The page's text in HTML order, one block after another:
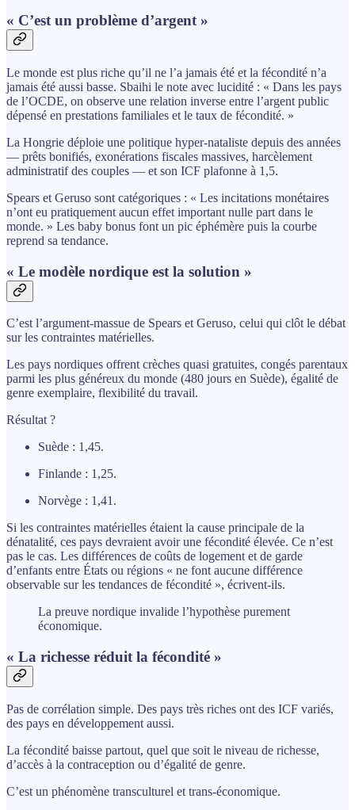
« C’est un problème d’argent »
Le monde est plus riche qu’il ne l’a jamais été et la fécondité n’a
jamais été aussi basse. Sbaihi le note avec lucidité : « Dans les pays
de l’OCDE, on observe une relation inverse entre l’argent public
dépensé en prestations familiales et le taux de fécondité. »
La Hongrie déploie une politique hyper-nataliste depuis des années
— prêts bonifiés, exonérations fiscales massives, harcèlement
administratif des couples — et son ICF plafonne à 1,5.
Spears et Geruso sont catégoriques : « Les incitations monétaires
n’ont eu pratiquement aucun effet important nulle part dans le
monde. » Les baby bonus font un pic éphémère puis la courbe
reprend sa tendance.
« Le modèle nordique est la solution »
C’est l’argument-massue de Spears et Geruso, celui qui clôt le débat
sur les contraintes matérielles.
Les pays nordiques offrent crèches quasi gratuites, congés parentaux
parmi les plus généreux du monde (480 jours en Suède), égalité de
genre exemplaire, flexibilité du travail.
Résultat ?
Suède : 1,45.
Finlande : 1,25.
Norvège : 1,41.
Si les contraintes matérielles étaient la cause principale de la
dénatalité, ces pays devraient avoir une fécondité élevée. Ce n’est
pas le cas. Les différences de coûts de logement et de garde
d’enfants entre États ou régions « ne font aucune différence
observable sur les tendances de fécondité », écrivent-ils.
La preuve nordique invalide l’hypothèse purement
économique.
« La richesse réduit la fécondité »
Pas de corrélation simple. Des pays très riches ont des ICF variés,
des pays en développement aussi.
La fécondité baisse partout, quel que soit le niveau de richesse,
d’accès à la contraception ou d’égalité de genre.
C’est un phénomène transculturel et trans-économique.